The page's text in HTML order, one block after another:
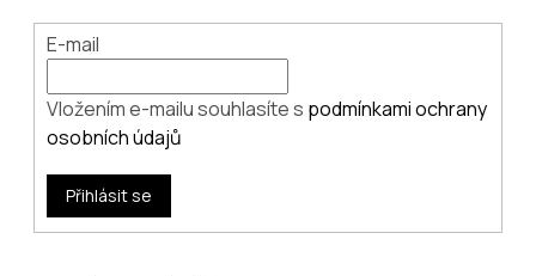
E-mail
Vložením e-mailu souhlasíte s podmínkami ochrany
osobních údajů
Přihlásit se